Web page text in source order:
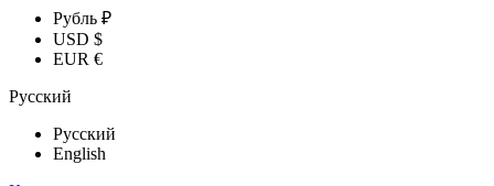
Рубль ₽
USD $
EUR €
Русский
Русский
English